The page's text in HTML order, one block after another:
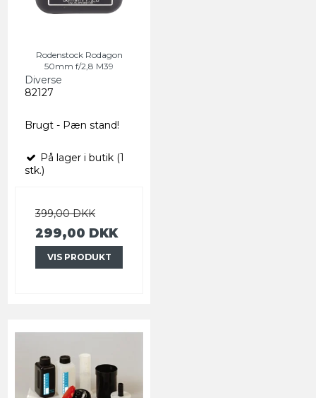
Rodenstock Rodagon
50mm f/2,8 M39
Diverse
82127
Brugt - Pæn stand!
På lager i butik (1
stk.)
399,00 DKK
299,00 DKK
VIS PRODUKT